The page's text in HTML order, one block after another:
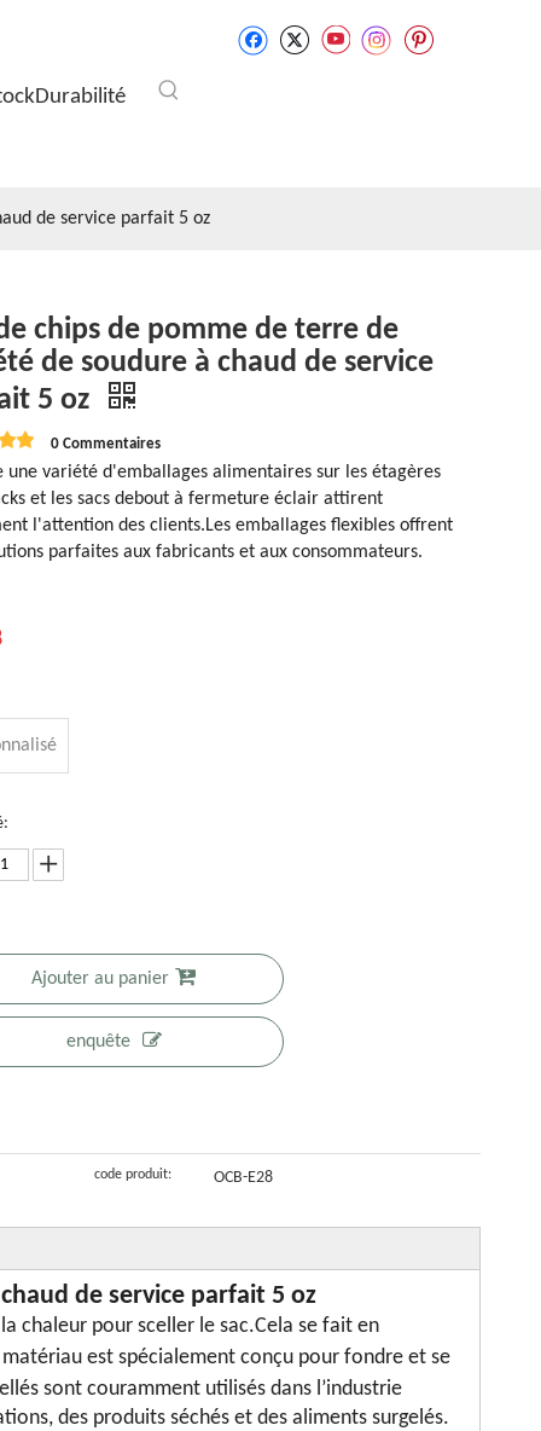
Durabilité
de service parfait 5 oz
sacs de
Sacs de chips
en papier
d'aluminium,
de terre en
Mini petits
sacs de
violoncelle
transparents
mesure pour
chips de pomme de terre de
de soudure à chaud de service
5 oz
0 Commentaires
une variété d'emballages alimentaires sur les étagères
et les sacs debout à fermeture éclair attirent
l'attention des clients.Les emballages flexibles offrent
parfaites aux fabricants et aux consommateurs.
Ajouter au panier
enquête
code produit: OCB-E28
de service parfait 5 oz
chaleur pour sceller le sac.Cela se fait en
est spécialement conçu pour fondre et se
sont couramment utilisés dans l’industrie
des produits séchés et des aliments surgelés.